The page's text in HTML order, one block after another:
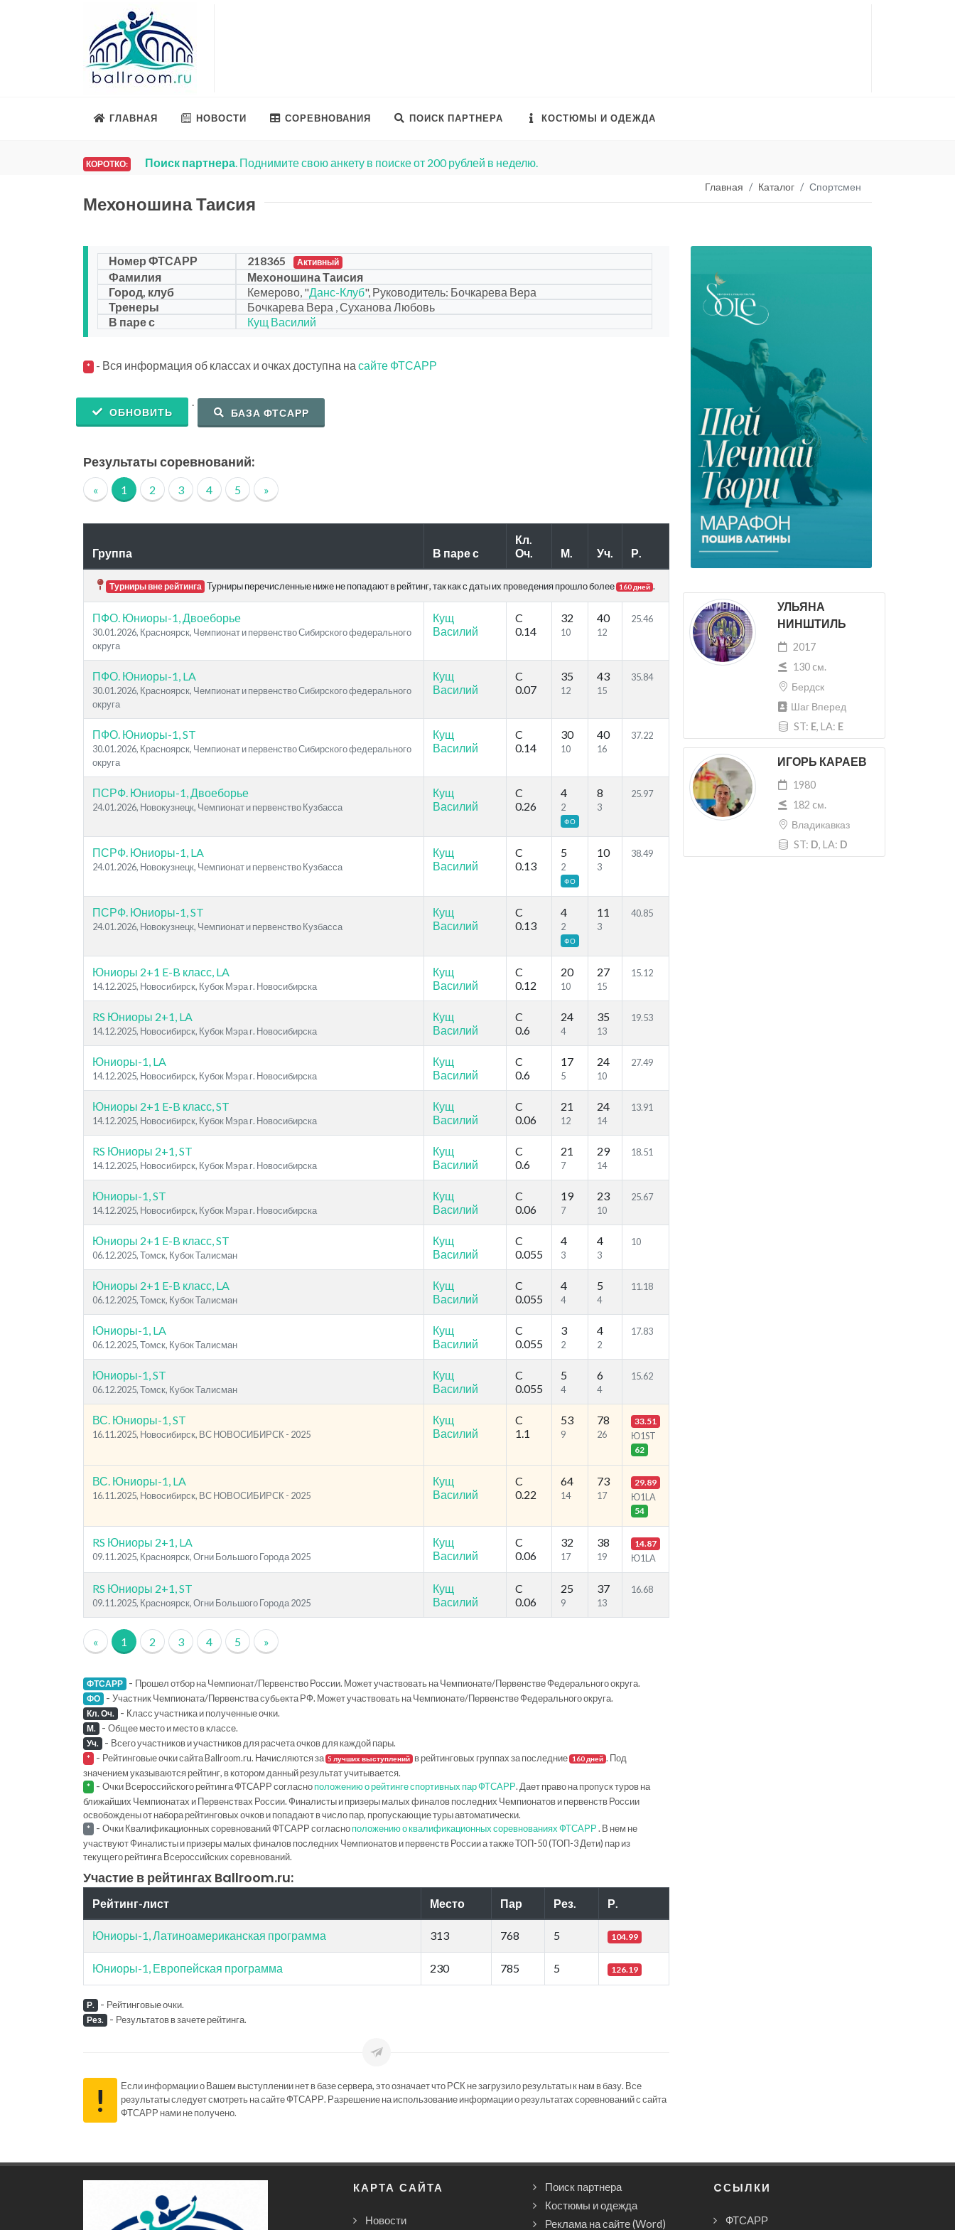
ГЛАВНАЯ НОВОСТИ СОРЕВНОВАНИЯ ПОИСК ПАРТНЕРА КОСТЮМЫ И ОДЕЖДА
КОРОТКО: Поиск партнера. Поднимите свою анкету в поиске от 200 рублей в неделю.
Главная Каталог Спортсмен
Мехоношина Таисия
УЛЬЯНА
НИНШТИЛЬ
2017
130 cм.
Бердск
Шаг Вперед
ST: E, LA: E
ИГОРЬ КАРАЕВ
1980
182 cм.
Владикавказ
ST: D, LA: D
Номер ФТСАРР 218365 Активный
Фамилия
Мехоношина Таисия
Город, клуб
Кемерово, "Данс-Клуб", Руководитель: Бочкарева Вера
Тренеры
Бочкарева Вера , Суханова Любовь
В паре с
Кущ Василий
* - Вся информация об классах и очках доступна на сайте ФТСАРР
ОБНОВИТЬ
.
БАЗА ФТСАРР
Результаты соревнований:
« 1 2 3 4 5 »
Группа В паре с
Кл.
Оч.
М. Уч. Р.
Турниры вне рейтинга Турниры перечисленные ниже не попадают в рейтинг, так как с даты их проведения прошло более 160 дней .
ПФО. Юниоры-1, Двоеборье
30.01.2026, Красноярск, Чемпионат и первенство Сибирского федерального
округа
Кущ
Василий
C
0.14
32
10
40
12
25.46
ПФО. Юниоры-1, LA
30.01.2026, Красноярск, Чемпионат и первенство Сибирского федерального
округа
Кущ
Василий
C
0.07
35
12
43
15
35.84
ПФО. Юниоры-1, ST
30.01.2026, Красноярск, Чемпионат и первенство Сибирского федерального
округа
Кущ
Василий
C
0.14
30
10
40
16
37.22
ПСРФ. Юниоры-1, Двоеборье
24.01.2026, Новокузнецк, Чемпионат и первенство Кузбасса
Кущ
Василий
C
0.26
4
2
ФО
8
3
25.97
ПСРФ. Юниоры-1, LA
24.01.2026, Новокузнецк, Чемпионат и первенство Кузбасса
Кущ
Василий
C
0.13
5
2
ФО
10
3
38.49
ПСРФ. Юниоры-1, ST
24.01.2026, Новокузнецк, Чемпионат и первенство Кузбасса
Кущ
Василий
C
0.13
4
2
ФО
11
3
40.85
Юниоры 2+1 E-B класс, LA
14.12.2025, Новосибирск, Кубок Мэра г. Новосибирска
Кущ
Василий
C
0.12
20
10
27
15
15.12
RS Юниоры 2+1, LA
14.12.2025, Новосибирск, Кубок Мэра г. Новосибирска
Кущ
Василий
C
0.6
24
4
35
13
19.53
Юниоры-1, LA
14.12.2025, Новосибирск, Кубок Мэра г. Новосибирска
Кущ
Василий
C
0.6
17
5
24
10
27.49
Юниоры 2+1 E-B класс, ST
14.12.2025, Новосибирск, Кубок Мэра г. Новосибирска
Кущ
Василий
C
0.06
21
12
24
14
13.91
RS Юниоры 2+1, ST
14.12.2025, Новосибирск, Кубок Мэра г. Новосибирска
Кущ
Василий
C
0.6
21
7
29
14
18.51
Юниоры-1, ST
14.12.2025, Новосибирск, Кубок Мэра г. Новосибирска
Кущ
Василий
C
0.06
19
7
23
10
25.67
Юниоры 2+1 E-B класс, ST
06.12.2025, Томск, Кубок Талисман
Кущ
Василий
C
0.055
4
3
4
3
10
Юниоры 2+1 E-B класс, LA
06.12.2025, Томск, Кубок Талисман
Кущ
Василий
C
0.055
4
4
5
4
11.18
Юниоры-1, LA
06.12.2025, Томск, Кубок Талисман
Кущ
Василий
C
0.055
3
2
4
2
17.83
Юниоры-1, ST
06.12.2025, Томск, Кубок Талисман
Кущ
Василий
C
0.055
5
4
6
4
15.62
ВС. Юниоры-1, ST
16.11.2025, Новосибирск, ВС НОВОСИБИРСК - 2025
Кущ
Василий
C
1.1
53
9
78
26
33.51
Ю1ST
62
ВС. Юниоры-1, LA
16.11.2025, Новосибирск, ВС НОВОСИБИРСК - 2025
Кущ
Василий
C
0.22
64
14
73
17
29.89
Ю1LA
54
RS Юниоры 2+1, LA
09.11.2025, Красноярск, Огни Большого Города 2025
Кущ
Василий
C
0.06
32
17
38
19
14.87
Ю1LA
RS Юниоры 2+1, ST
09.11.2025, Красноярск, Огни Большого Города 2025
Кущ
Василий
C
0.06
25
9
37
13
16.68
« 1 2 3 4 5 »
ФТСАРР - Прошел отбор на Чемпионат/Первенство России. Может участвовать на Чемпионате/Первенстве Федерального округа.
ФО - Участник Чемпионата/Первенства субьекта РФ. Может участвовать на Чемпионате/Первенстве Федерального округа.
Кл. Оч. - Класс участника и полученные очки.
М. - Общее место и место в классе.
Уч. - Всего участников и участников для расчета очков для каждой пары.
* - Рейтинговые очки сайта Ballroom.ru. Начисляются за 5 лучших выступлений в рейтинговых группах за последние 160 дней . Под
значением указываются рейтинг, в котором данный результат учитывается.
* - Очки Всероссийского рейтинга ФТСАРР согласноположению о рейтинге спортивных пар ФТСАРР. Дает право на пропуск туров на
ближайших Чемпионатах и Первенствах России. Финалисты и призеры малых финалов последних Чемпионатов и первенств России
освобождены от набора рейтинговых очков и попадают в число пар, пропускающие туры автоматически.
* - Очки Квалификационных соревнований ФТСАРР согласноположению о квалификационных соревнованиях ФТСАРР. В нем не
участвуют Финалисты и призеры малых финалов последних Чемпионатов и первенств России а также ТОП-50 (ТОП-3 Дети) пар из
текущего рейтинга Всероссийских соревнований.
Участие в рейтингах Ballroom.ru:
Рейтинг-лист Место Пар Рез. Р.
Юниоры-1, Латиноамериканская программа 313 768 5 104.99
Юниоры-1, Европейская программа 230 785 5 126.19
Р. - Рейтинговые очки.
Рез. - Результатов в зачете рейтинга.
!
Если информации о Вашем выступлении нет в базе сервера, это означает что РСК не загрузило результаты к нам в базу. Все
результаты следует смотреть на сайте ФТСАРР. Разрешение на использование информации о результатах соревнований с сайта
ФТСАРР нами не получено.
КАРТА САЙТА
Новости
Поиск партнера
Костюмы и одежда
Реклама на сайте (Word)
CСЫЛКИ
ФТСАРР